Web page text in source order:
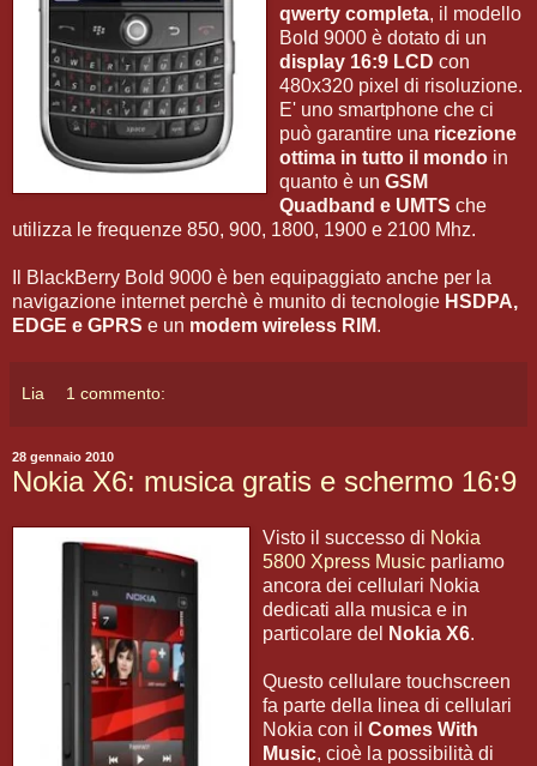
qwerty completa, il modello
Bold 9000 è dotato di un
display 16:9 LCD con
480x320 pixel di risoluzione.
E' uno smartphone che ci
può garantire una ricezione
ottima in tutto il mondo in
quanto è un GSM
Quadband e UMTS che
utilizza le frequenze 850, 900, 1800, 1900 e 2100 Mhz.
Il BlackBerry Bold 9000 è ben equipaggiato anche per la
navigazione internet perchè è munito di tecnologie HSDPA,
EDGE e GPRS e un modem wireless RIM.
Lia 1 commento:
28 gennaio 2010
Nokia X6: musica gratis e schermo 16:9
Visto il successo di Nokia
5800 Xpress Music parliamo
ancora dei cellulari Nokia
dedicati alla musica e in
particolare del
Nokia X6.
Questo cellulare touchscreen
fa parte della linea di cellulari
Nokia con il Comes With
Music, cioè la possibilità di